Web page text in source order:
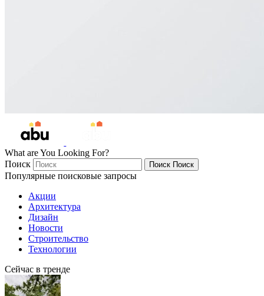
What are You Looking For?
Поиск
Поиск Поиск
Популярные поисковые запросы
Акции
Архитектура
Дизайн
Новости
Строительство
Технологии
Сейчас в тренде